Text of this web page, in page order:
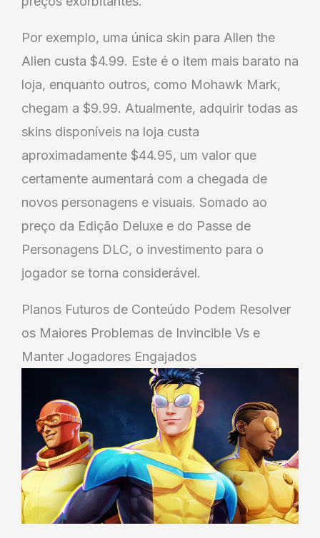
Por exemplo, uma única skin para Allen the
Alien custa $4.99. Este é o item mais barato na
loja, enquanto outros, como Mohawk Mark,
chegam a $9.99. Atualmente, adquirir todas as
skins disponíveis na loja custa
aproximadamente $44.95, um valor que
certamente aumentará com a chegada de
novos personagens e visuais. Somado ao
preço da Edição Deluxe e do Passe de
Personagens DLC, o investimento para o
jogador se torna considerável.
Planos Futuros de Conteúdo Podem Resolver
os Maiores Problemas de Invincible Vs e
Manter Jogadores Engajados